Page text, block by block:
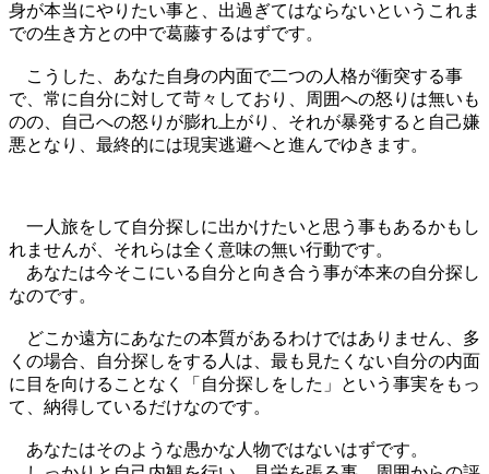
身が本当にやりたい事と、出過ぎてはならないというこれま
での生き方との中で葛藤するはずです。
こうした、あなた自身の内面で二つの人格が衝突する事
で、常に自分に対して苛々しており、周囲への怒りは無いも
のの、自己への怒りが膨れ上がり、それが暴発すると自己嫌
悪となり、最終的には現実逃避へと進んでゆきます。
一人旅をして自分探しに出かけたいと思う事もあるかもし
れませんが、それらは全く意味の無い行動です。
あなたは今そこにいる自分と向き合う事が本来の自分探し
なのです。
どこか遠方にあなたの本質があるわけではありません、多
くの場合、自分探しをする人は、最も見たくない自分の内面
に目を向けることなく「自分探しをした」という事実をもっ
て、納得しているだけなのです。
あなたはそのような愚かな人物ではないはずです。